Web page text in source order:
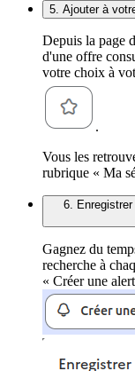
5. Ajouter à
Depuis la page
d'une offre
votre choix à
.
Vous les
rubrique « Ma
6.
Gagnez du
recherche à
« Créer une